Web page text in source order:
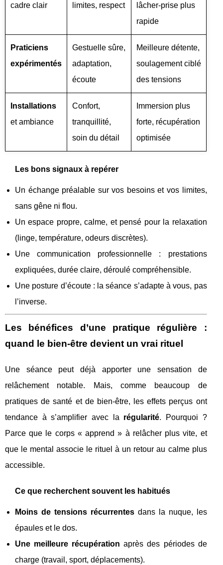
cadre clair
limites, respect
lâcher-prise plus
rapide
Praticiens
expérimentés
Gestuelle sûre,
adaptation,
écoute
Meilleure détente,
soulagement ciblé
des tensions
Installations
et ambiance
Confort,
tranquillité,
soin du détail
Immersion plus
forte, récupération
optimisée
Les bons signaux à repérer
Un échange préalable sur vos besoins et vos limites,
sans gêne ni flou.
Un espace propre, calme, et pensé pour la relaxation
(linge, température, odeurs discrètes).
Une communication professionnelle : prestations
expliquées, durée claire, déroulé compréhensible.
Une posture d’écoute : la séance s’adapte à vous, pas
l’inverse.
Les bénéfices d’une pratique régulière :
quand le bien-être devient un vrai rituel
Une séance peut déjà apporter une sensation de
relâchement notable. Mais, comme beaucoup de
pratiques de santé et de bien-être, les effets perçus ont
tendance à s’amplifier avec la régularité. Pourquoi ?
Parce que le corps « apprend » à relâcher plus vite, et
que le mental associe le rituel à un retour au calme plus
accessible.
Ce que recherchent souvent les habitués
Moins de tensions récurrentesdans la nuque, les
épaules et le dos.
Une meilleure récupération après des périodes de
charge (travail, sport, déplacements).